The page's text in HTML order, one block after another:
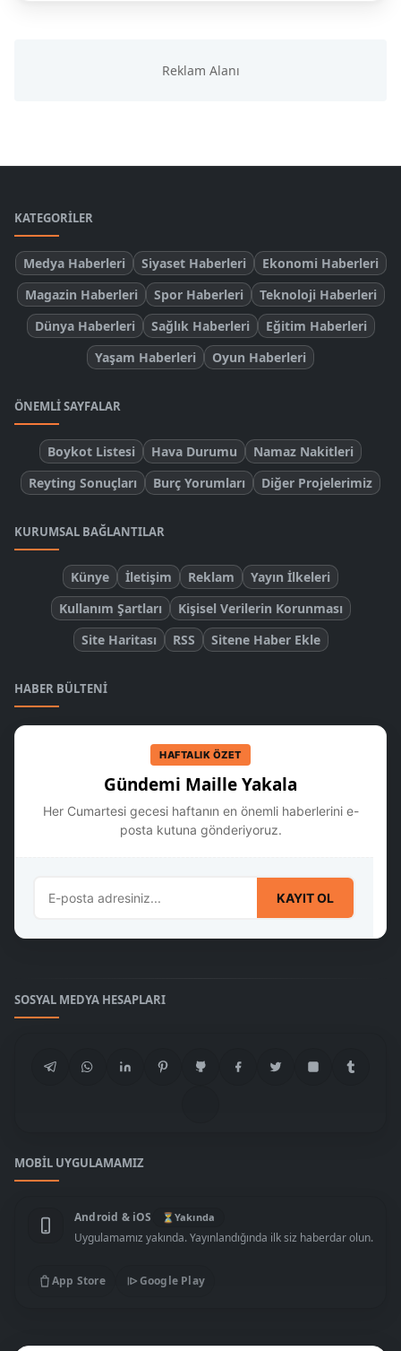
KATEGORILER
Medya Haberleri Siyaset Haberleri
Ekonomi Haberleri
Magazin Haberleri
Spor Haberleri
Teknoloji Haberleri
Dünya Haberleri
Sağlık Haberleri
Eğitim Haberleri
Yaşam Haberleri
Oyun Haberleri
ÖNEMLI SAYFALAR
Boykot Listesi Hava Durumu
Namaz Nakitleri
Reyting Sonuçları
Burç Yorumları Diğer Projelerimiz
KURUMSAL BAĞLANTILAR
Künye İletişim Reklam
Yayın İlkeleri
Kullanım Şartları
Kişisel Verilerin Korunması
Site Haritası
RSS Sitene Haber Ekle
HABER BÜLTENI
HAFTALIK ÖZET
Gündemi Maille Yakala
Her Cumartesi gecesi haftanın en önemli haberlerini e-
posta kutuna gönderiyoruz.
KAYIT OL
SOSYAL MEDYA HESAPLARI
MOBIL UYGULAMAMIZ
Android & iOS ⏳ Yakında
Uygulamamız yakında. Yayınlandığında ilk siz haberdar olun.
App Store Google Play